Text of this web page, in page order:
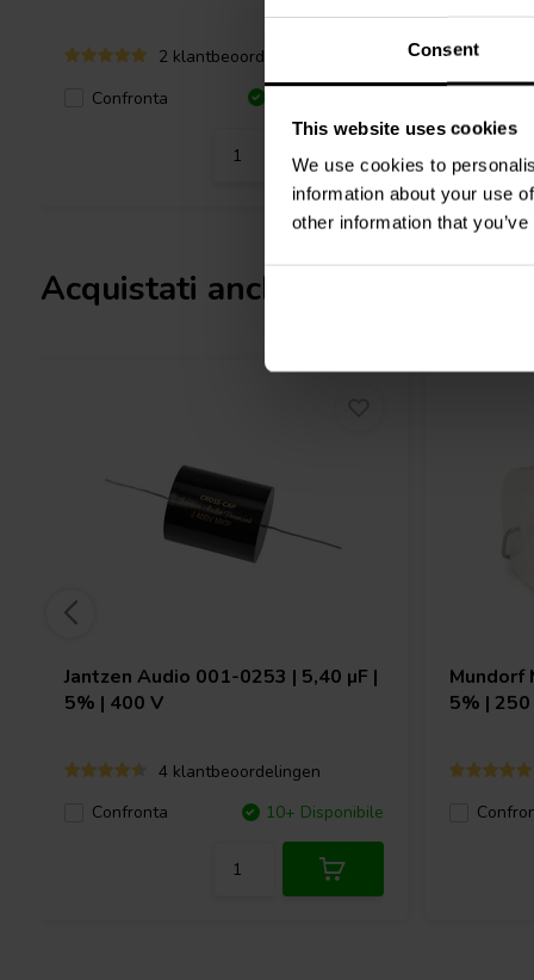
Consent
This website uses cookies
We use cookies to
information about your use
other information that
2 klantbeoordelingen
Confronta
Acquistati anche da altri
Jantzen Audio 001-0253 | 5,40 µF |
5% | 400 V
4 klantbeoordelingen
Confronta
10+ Disponibile
Mundorf
5% | 250